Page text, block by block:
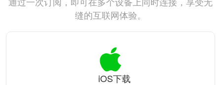
缝的互联网体验。
iOS下载